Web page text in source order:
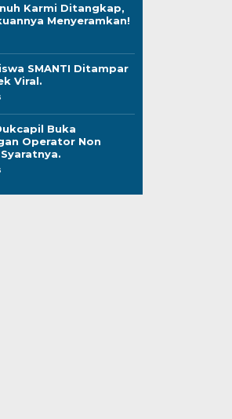
Karmi Ditangkap,
Menyeramkan!
SMANTI Ditampar
Viral.
Buka
Operator Non
Syaratnya.